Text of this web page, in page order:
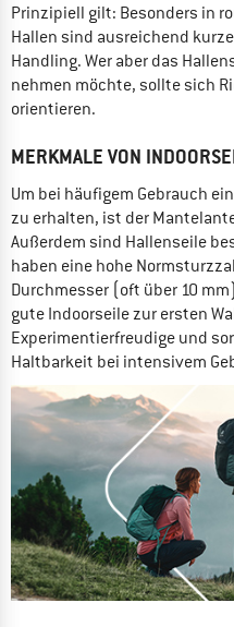
Prinzipiell gilt: Besonders in
Hallen sind ausreichend
Handling. Wer aber das
nehmen möchte, sollte sich
orientieren.
MERKMALE VON
Um bei häufigem Gebrauch
zu erhalten, ist der
Außerdem sind Hallenseile
haben eine hohe
Durchmesser (oft über 10
gute Indoorseile zur ersten
Experimentierfreudige und
Haltbarkeit bei intensivem